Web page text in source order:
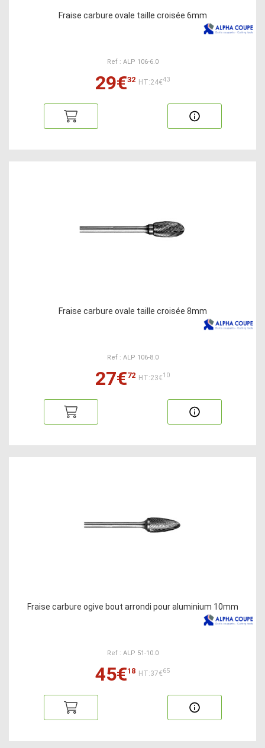
Fraise carbure ovale taille croisée 6mm
Ref : ALP 106-6.0
29€32 HT:24€43
Fraise carbure ovale taille croisée 8mm
Ref : ALP 106-8.0
27€72 HT:23€10
Fraise carbure ogive bout arrondi pour aluminium 10mm
Ref : ALP 51-10.0
45€18 HT:37€65